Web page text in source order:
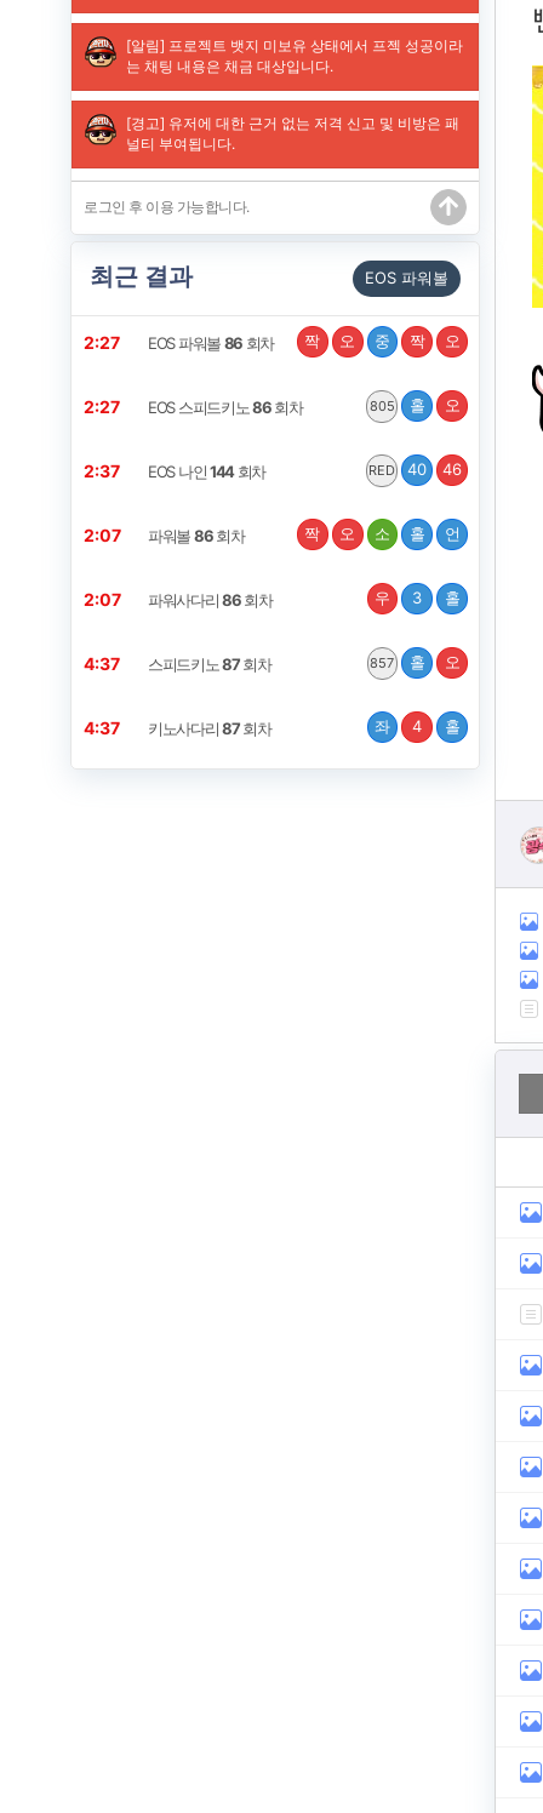
최근 결과 EOS 파워볼
2:27 EOS 파워볼86 회차 짝 오 중 짝 오
2:27 EOS 스피드키노86회차 805 홀 오
2:37 EOS 나인144회차 RED 40 46
2:07 파워볼86회차 짝 오 소 홀 언
2:07 파워사다리86회차 우 3 홀
4:37 스피드키노87회차 857 홀 오
4:37 키노사다리87회차 좌 4 홀